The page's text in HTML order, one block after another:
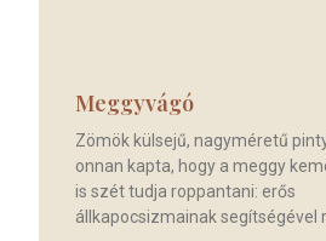
Meggyvágó
Zömök külsejű, nagyméretű
onnan kapta, hogy a meggy
is szét tudja roppantani: erős
állkapocsizmainak segítségével